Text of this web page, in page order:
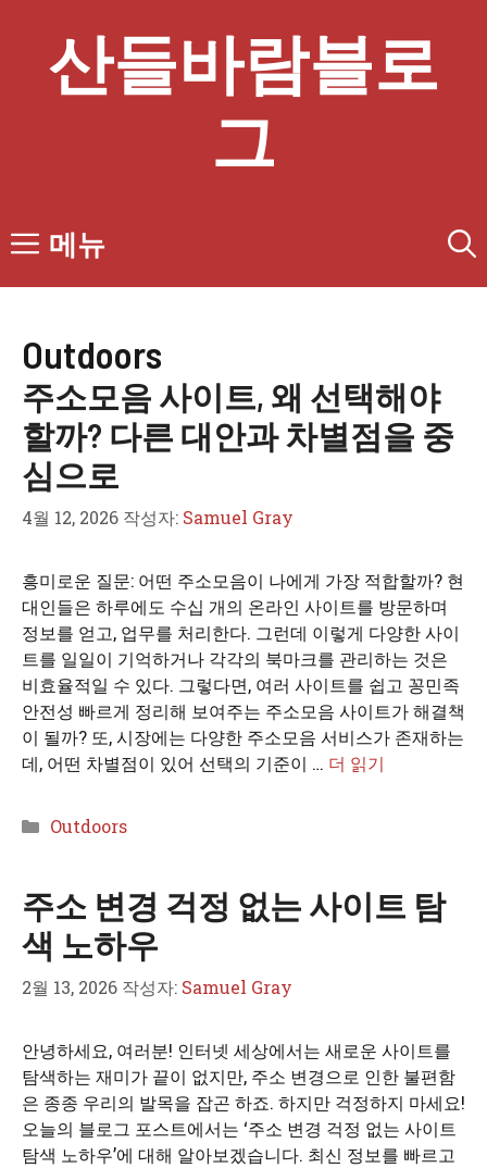
산들바람블로
그
메뉴
Outdoors
주소모음 사이트, 왜 선택해야
할까? 다른 대안과 차별점을 중
심으로
4월 12, 2026 작성자: Samuel Gray
흥미로운 질문: 어떤 주소모음이 나에게 가장 적합할까? 현
대인들은 하루에도 수십 개의 온라인 사이트를 방문하며
정보를 얻고, 업무를 처리한다. 그런데 이렇게 다양한 사이
트를 일일이 기억하거나 각각의 북마크를 관리하는 것은
비효율적일 수 있다. 그렇다면, 여러 사이트를 쉽고 꽁민족
안전성 빠르게 정리해 보여주는 주소모음 사이트가 해결책
이 될까? 또, 시장에는 다양한 주소모음 서비스가 존재하는
데, 어떤 차별점이 있어 선택의 기준이 … 더 읽기
카
리
Outdoors
주소 변경 걱정 없는 사이트 탐
색 노하우
2월 13, 2026 작성자: Samuel Gray
안녕하세요, 여러분! 인터넷 세상에서는 새로운 사이트를
탐색하는 재미가 끝이 없지만, 주소 변경으로 인한 불편함
은 종종 우리의 발목을 잡곤 하죠. 하지만 걱정하지 마세요!
오늘의 블로그 포스트에서는 ‘주소 변경 걱정 없는 사이트
탐색 노하우’에 대해 알아보겠습니다. 최신 정보를 빠르고